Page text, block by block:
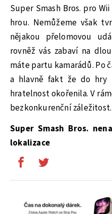
Super Smash Bros. pro
hrou. Nemůžeme však
nějakou přelomovou
rovněž vás zabaví na
máte partu kamarádů. Po
a hlavně fakt že do hry
hratelnost okořenila. V
bezkonkurenční záležitost.
Super Smash Bros.
lokalizace